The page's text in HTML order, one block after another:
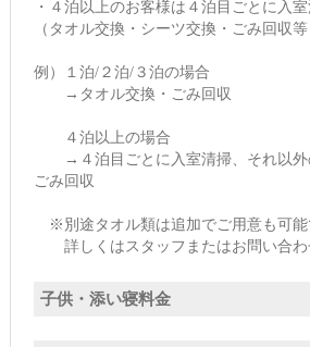
・４泊以上のお客様は４泊目ごとに入
（タオル交換・シーツ交換・ごみ回収等
例）１泊/２泊/３泊の場合
→タオル交換・ごみ回収
４泊以上の場合
→４泊目ごとに入室清掃、それ以外
ごみ回収
※別途タオル類は追加でご用意も可能
詳しくはスタッフまたはお問い合わ
子供・添い寝料金